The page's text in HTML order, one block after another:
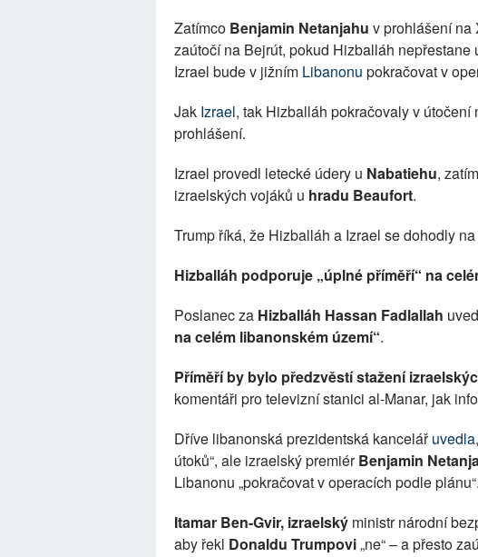
Zatímco Benjamin Netanjahu v prohlášení na
zaútočí na Bejrút, pokud Hizballáh
Izrael bude v jižním Libanonu pokračovat v
Jak Izrael, tak Hizballáh pokračovaly v
prohlášení.
Izrael provedl letecké údery u Nabatiehu,
izraelských vojáků u hradu Beaufort.
Trump říká, že Hizballáh a Izrael se dohodly
Hizballáh podporuje „úplné příměří“ na
Poslanec za Hizballáh Hassan Fadlallah
na celém libanonském území“.
Příměří by bylo předzvěstí stažení
komentáři pro televizní stanici al-Manar, jak
Dříve libanonská prezidentská kancelářuvedla
útoků“, ale izraelský premiérBenjamin
Libanonu „pokračovat v operacích podle plánu“.
Itamar Ben-Gvir, izraelský ministr národní
aby řekl Donaldu Trumpovi„ne“ – a přesto